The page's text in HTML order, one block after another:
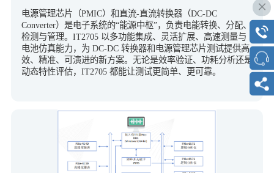
电源管理芯片（PMIC）和直流-直流转换器（DC-DC
Converter）是电子系统的“能源中枢”，负责电能转换、分配、
检测与管理。IT2705 以多功能集成、灵活扩展、高速测量与
电池仿真能力，为 DC-DC 转换器和电源管理芯片测试提供高
效、精准、可演进的新方案。无论是效率验证、功耗分析还是
动态特性评估，IT2705 都能让测试更简单、更可靠。